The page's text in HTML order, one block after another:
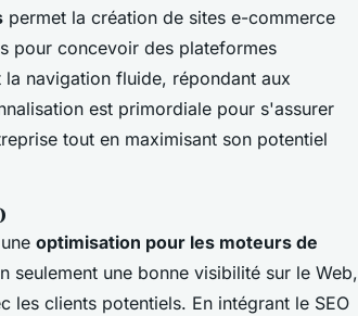
permet la création de sites e-commerce
pour concevoir des plateformes
navigation fluide, répondant aux
est primordiale pour s'assurer
tout en maximisant son potentiel
optimisation pour les moteurs de
seulement une bonne visibilité sur le Web,
les clients potentiels. En intégrant le SEO